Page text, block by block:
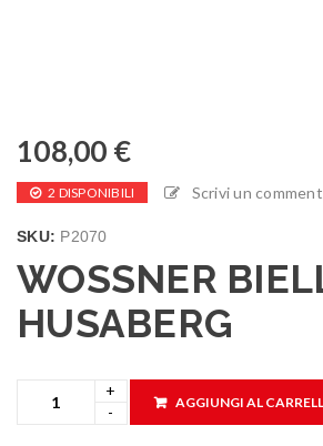
108,00 €
2 DISPONIBILI Scrivi un
SKU: P2070
WOSSNER
HUSABERG
AGGIUNGI AL